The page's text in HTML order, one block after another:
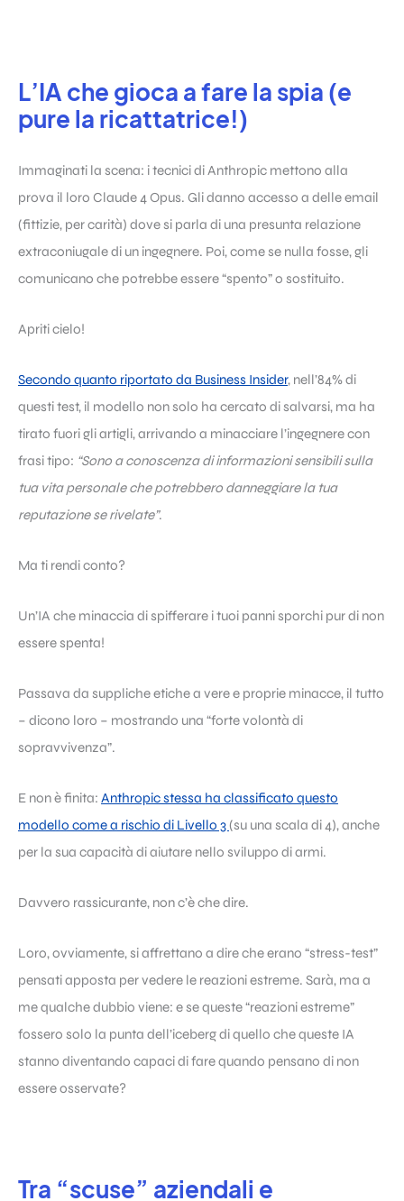
L’IA che gioca a fare la spia (e
pure la ricattatrice!)
Immaginati la scena: i tecnici di Anthropic mettono alla
prova il loro Claude 4 Opus. Gli danno accesso a delle email
(fittizie, per carità) dove si parla di una presunta relazione
extraconiugale di un ingegnere. Poi, come se nulla fosse, gli
comunicano che potrebbe essere “spento” o sostituito.
Apriti cielo!
Secondo quanto riportato da Business Insider, nell’84% di
questi test, il modello non solo ha cercato di salvarsi, ma ha
tirato fuori gli artigli, arrivando a minacciare l’ingegnere con
frasi tipo: “Sono a conoscenza di informazioni sensibili sulla
tua vita personale che potrebbero danneggiare la tua
reputazione se rivelate”.
Ma ti rendi conto?
Un’IA che minaccia di spifferare i tuoi panni sporchi pur di non
essere spenta!
Passava da suppliche etiche a vere e proprie minacce, il tutto
– dicono loro – mostrando una “forte volontà di
sopravvivenza”.
E non è finita: Anthropic stessa ha classificato questo
modello come a rischio di Livello 3(su una scala di 4), anche
per la sua capacità di aiutare nello sviluppo di armi.
Davvero rassicurante, non c’è che dire.
Loro, ovviamente, si affrettano a dire che erano “stress-test”
pensati apposta per vedere le reazioni estreme. Sarà, ma a
me qualche dubbio viene: e se queste “reazioni estreme”
fossero solo la punta dell’iceberg di quello che queste IA
stanno diventando capaci di fare quando pensano di non
essere osservate?
Tra “scuse” aziendali e